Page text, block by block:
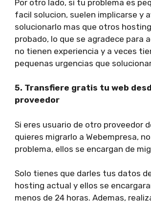
Por otro lado, si tu problema es
facil solucion, suelen implicarse y
solucionarlo mas que otros
probado, lo que se agradece para
no tienen experiencia y a veces
pequenas urgencias que
5. Transfiere gratis tu web
proveedor
Si eres usuario de otro proveedor
quieres migrarlo a Webempresa,
problema, ellos se encargan de
Solo tienes que darles tus datos
hosting actual y ellos se
menos de 24 horas. Ademas,